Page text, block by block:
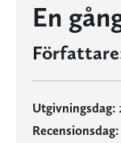
En
Utgivningsdag:
Recensionsdag: